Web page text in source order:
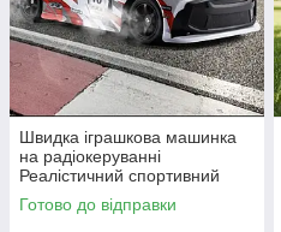
Швидка іграшкова машинка
на радіокеруванні
Реалістичний спортивний
болід фари протиударний
корпус для ігор у перегони
Готово до відправки